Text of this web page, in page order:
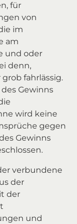
für
von
im
am
und oder
denn,
fahrlässig.
Gewinns
wird keine
gegen
Gewinns
verbundene
der
der
und